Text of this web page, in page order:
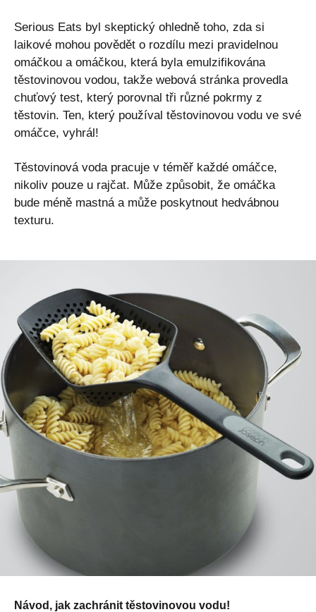
Serious Eats byl skeptický ohledně toho, zda si
laikové mohou povědět o rozdílu mezi pravidelnou
omáčkou a omáčkou, která byla emulzifikována
těstovinovou vodou, takže webová stránka provedla
chuťový test, který porovnal tři různé pokrmy z
těstovin. Ten, který používal těstovinovou vodu ve své
omáčce, vyhrál!
Těstovinová voda pracuje v téměř každé omáčce,
nikoliv pouze u rajčat. Může způsobit, že omáčka
bude méně mastná a může poskytnout hedvábnou
texturu.
Návod, jak zachránit těstovinovou vodu!